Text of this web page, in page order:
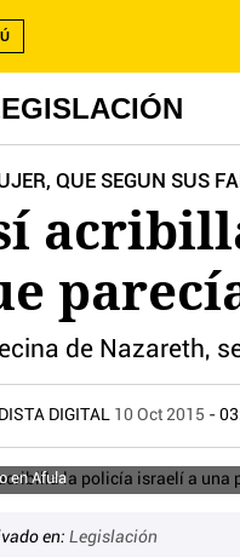
QUE SEGUN SUS
de Nazareth,
DIGITAL 10 Oct 2015 -
en Afula
en: Legislación